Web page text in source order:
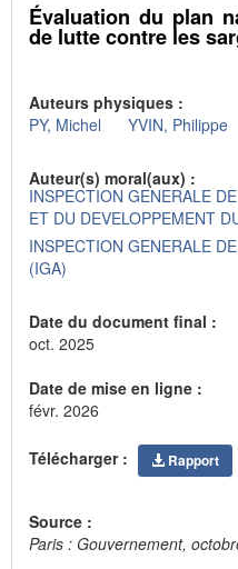
Évaluation du plan
de lutte contre les
Auteurs physiques :
PY, Michel
YVIN, Philippe
Auteur(s) moral(aux) :
INSPECTION GENERALE
ET DU DEVELOPPEMENT
INSPECTION GENERALE
(IGA)
Date du document final :
oct. 2025
Date de mise en ligne :
févr. 2026
Télécharger : Rapport
Source :
Paris : Gouvernement,